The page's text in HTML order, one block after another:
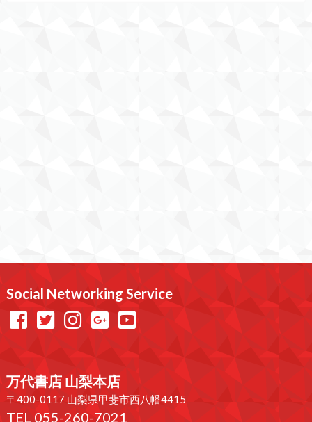
Social Networking Service
万代書店 山梨本店
〒400-0117 山梨県甲斐市西八幡4415
TEL 055-260-7021